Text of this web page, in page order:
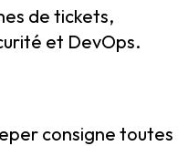
de tickets,
et DevOps.
consigne toutes